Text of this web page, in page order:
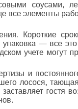
соусами,
все элементы
Короткие
— все
учете могут
и
лосося,
гостя